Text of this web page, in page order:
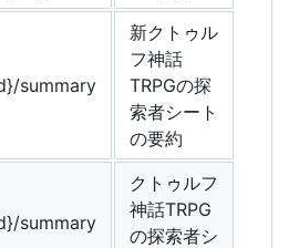
summary
新クトゥル
フ神話
TRPGの探
索者シート
の要約
summary
クトゥルフ
神話TRPG
の探索者シ